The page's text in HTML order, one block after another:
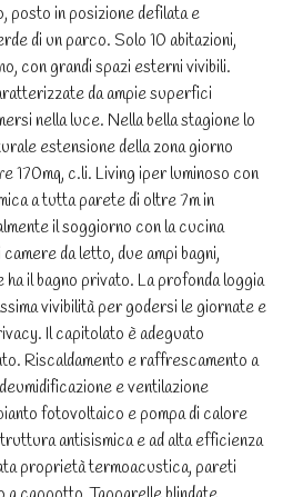
posto in posizione defilata e
di un parco. Solo 10 abitazioni,
con grandi spazi esterni vivibili.
da ampie superfici
nella luce. Nella bella stagione lo
estensione della zona giorno
170mq, c.li. Living iper luminoso con
a tutta parete di oltre 7m in
il soggiorno con la cucina
da letto, due ampi bagni,
il bagno privato. La profonda loggia
vivibilità per godersi le giornate e
Il capitolato è adeguato
Riscaldamento e raffrescamento a
e ventilazione
fotovoltaico e pompa di calore
antisismica e ad alta efficienza
proprietà termoacustica, pareti